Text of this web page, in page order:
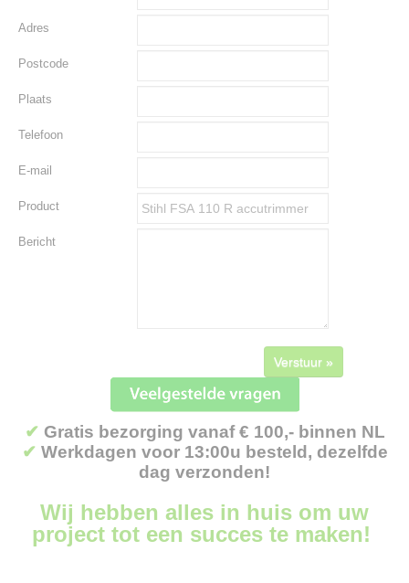
Adres
Postcode
Plaats
Telefoon
E-mail
Product
Bericht
Verstuur »
✔ Gratis bezorging vanaf € 100,- binnen NL
✔ Werkdagen voor 13:00u besteld, dezelfde
dag verzonden!
Wij hebben alles in huis om uw
project tot een succes te maken!